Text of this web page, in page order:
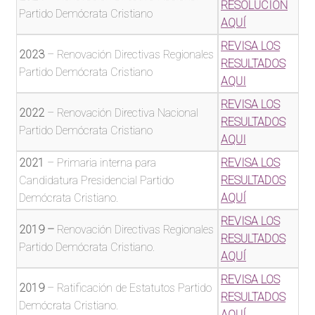
Declaración de Intereses y Patrimonio de
Candidaturas y miembros del Órgano Ejecutivo
Representantes electos y electas por votación
Representantes designados
Resultados de Elecciones Internas
Remuneraciones de funcionarios
Vínculos y Financiamiento
el
Partido Demócrata Cristiano
RESOLUCIÓN
AQUÍ
2023 – Renovación Directivas Regionales
Partido Demócrata Cristiano
REVISA LOS
RESULTADOS
AQUI
2022 – Renovación Directiva Nacional
Partido Demócrata Cristiano
REVISA LOS
RESULTADOS
AQUI
2021 – Primaria interna para
Candidatura Presidencial Partido
Demócrata Cristiano.
REVISA LOS
RESULTADOS
AQUÍ
2019 – Renovación Directivas Regionales
Partido Demócrata Cristiano.
REVISA LOS
RESULTADOS
AQUÍ
2019– Ratificación de Estatutos Partido
Demócrata Cristiano.
REVISA LOS
RESULTADOS